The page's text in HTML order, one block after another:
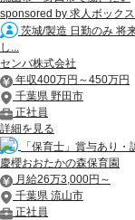
sponsored by 求人ボックス
茨城/製造 日勤のみ 将
し...
センバ株式会社
年収400万円～450万円
千葉県 野田市
正社員
詳細を見る
「保育士」賞与あり・
慶櫻おおたかの森保育園
月給26万3,000円～
千葉県 流山市
正社員